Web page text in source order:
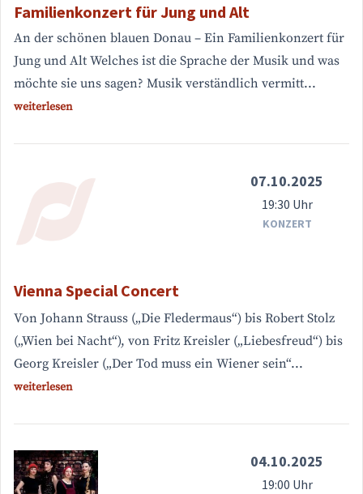
Familienkonzert für Jung und Alt
An der schönen blauen Donau – Ein Familienkonzert für
Jung und Alt Welches ist die Sprache der Musik und was
möchte sie uns sagen? Musik verständlich vermitt...
weiterlesen
07.10.2025
19:30 Uhr
KONZERT
Vienna Special Concert
Von Johann Strauss („Die Fledermaus“) bis Robert Stolz
(„Wien bei Nacht“), von Fritz Kreisler („Liebesfreud“) bis
Georg Kreisler („Der Tod muss ein Wiener sein“...
weiterlesen
04.10.2025
19:00 Uhr